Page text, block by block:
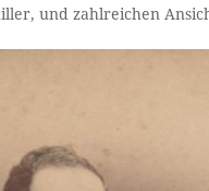
und zahlreichen